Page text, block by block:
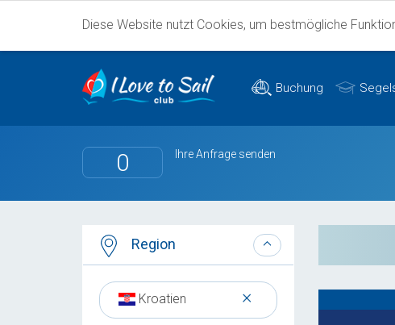
Diese Website nutzt Cookies, um bestmögliche
Buchung
0 Ihre Anfrage senden
Region
×
Kroatien